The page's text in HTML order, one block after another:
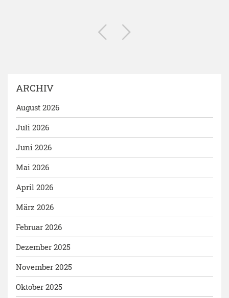
ARCHIV
August 2026
Juli 2026
Juni 2026
Mai 2026
April 2026
März 2026
Februar 2026
Dezember 2025
November 2025
Oktober 2025